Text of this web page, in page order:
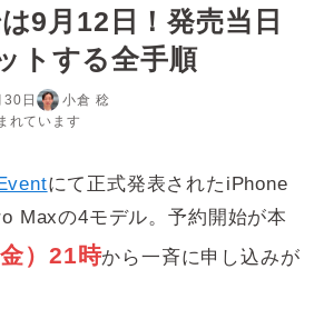
9月12日！発売当日
トする全手順
日
小倉 稔
れています
にて正式発表されたiPhone
Maxの4モデル。予約開始が本
）21時から一斉に申し込みが